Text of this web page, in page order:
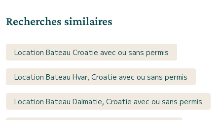
Recherches similaires
Location Bateau Croatie avec ou sans permis
Location Bateau Hvar, Croatie avec ou sans permis
Location Bateau Dalmatie, Croatie avec ou sans permis